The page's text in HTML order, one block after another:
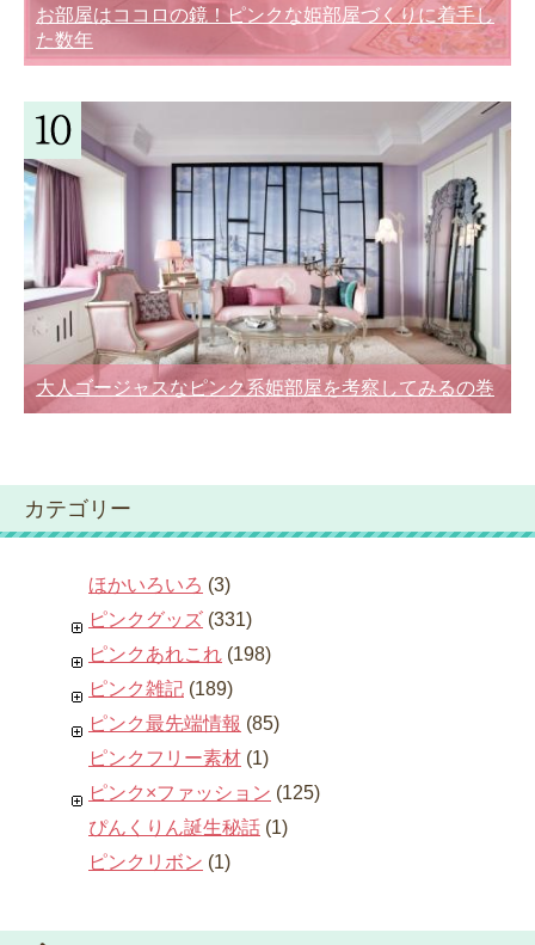
お部屋はココロの鏡！ピンクな姫部屋づくりに着手し
た数年
大人ゴージャスなピンク系姫部屋を考察してみるの巻
カテゴリー
ほかいろいろ (3)
ピンクグッズ (331)
ピンクあれこれ (198)
ピンク雑記 (189)
ピンク最先端情報 (85)
ピンクフリー素材 (1)
ピンク×ファッション (125)
ぴんくりん誕生秘話 (1)
ピンクリボン (1)